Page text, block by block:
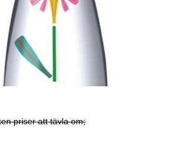
priser att tävla om;